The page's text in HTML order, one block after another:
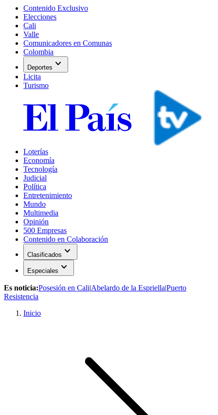
Contenido Exclusivo
Elecciones
Cali
Valle
Comunicadores en Comunas
Colombia
Deportes expand_more
Licita
Turismo
Loterías
Economía
Tecnología
Judicial
Política
Entretenimiento
Mundo
Multimedia
Opinión
500 Empresas
Contenido en Colaboración
Clasificados expand_more
Especiales expand_more
Es noticia:Posesión en Cali|Abelardo de la Espriella|Puerto
Resistencia
Inicio